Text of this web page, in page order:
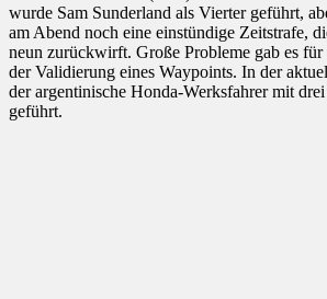
wurde Sam Sunderland als Vierter geführt,
am Abend noch eine einstündige Zeitstrafe,
neun zurückwirft. Große Probleme gab es
der Validierung eines Waypoints. In der
der argentinische Honda-Werksfahrer mit
geführt.